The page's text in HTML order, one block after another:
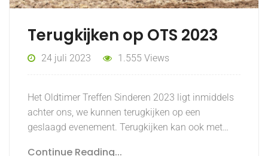
Terugkijken op OTS 2023
24 juli 2023 1.555 Views
Het Oldtimer Treffen Sinderen 2023 ligt inmiddels
achter ons, we kunnen terugkijken op een
geslaagd evenement. Terugkijken kan ook met…
Continue Reading...